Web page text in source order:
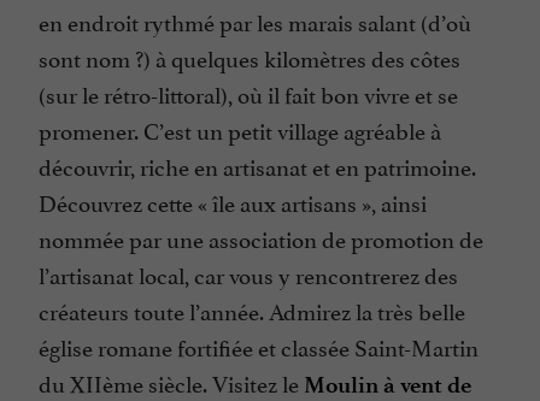
en endroit rythmé par les marais salant (d’où
sont nom ?) à quelques kilomètres des côtes
(sur le rétro-littoral), où il fait bon vivre et se
promener. C’est un petit village agréable à
découvrir, riche en artisanat et en patrimoine.
Découvrez cette « île aux artisans », ainsi
nommée par une association de promotion de
l’artisanat local, car vous y rencontrerez des
créateurs toute l’année. Admirez la très belle
église romane fortifiée et classée Saint-Martin
du XIIème siècle. Visitez le Moulin à vent de